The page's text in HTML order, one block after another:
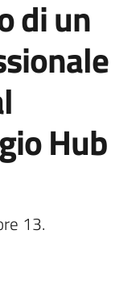
di un
Hub
13.